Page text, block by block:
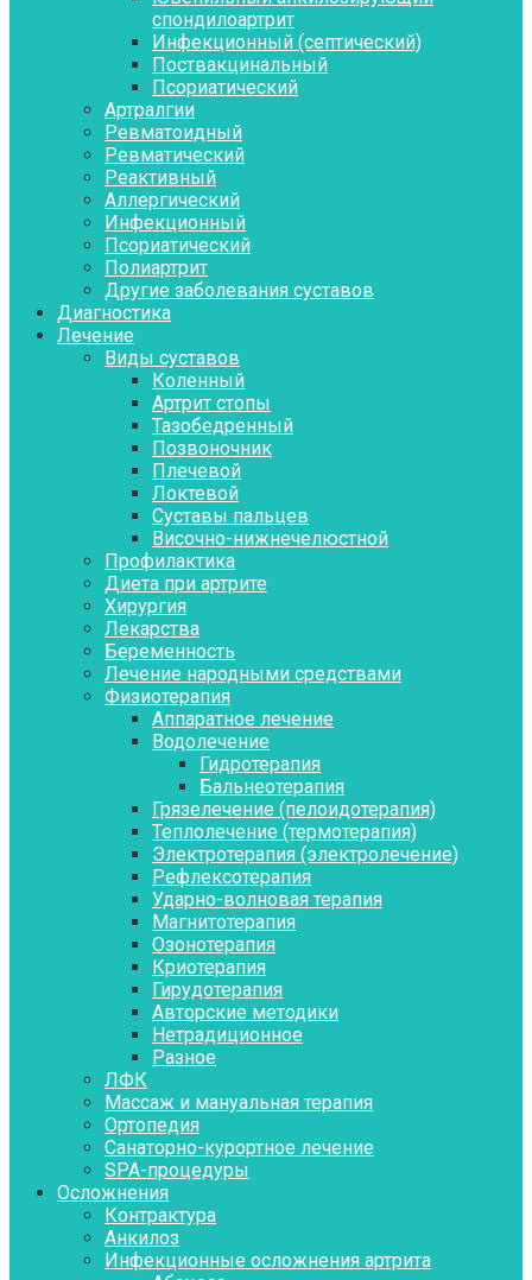
спондилоартрит
Инфекционный (септический)
Поствакцинальный
Псориатический
Артралгии
Ревматоидный
Ревматический
Реактивный
Аллергический
Инфекционный
Псориатический
Полиартрит
Другие заболевания суставов
Диагностика
Лечение
Виды суставов
Коленный
Артрит стопы
Тазобедренный
Позвоночник
Плечевой
Локтевой
Суставы пальцев
Височно-нижнечелюстной
Профилактика
Диета при артрите
Хирургия
Лекарства
Беременность
Лечение народными средствами
Физиотерапия
Аппаратное лечение
Водолечение
Гидротерапия
Бальнеотерапия
Грязелечение (пелоидотерапия)
Теплолечение (термотерапия)
Электротерапия (электролечение)
Рефлексотерапия
Ударно-волновая терапия
Магнитотерапия
Озонотерапия
Криотерапия
Гирудотерапия
Авторские методики
Нетрадиционное
Разное
ЛФК
Массаж и мануальная терапия
Ортопедия
Санаторно-курортное лечение
SPA-процедуры
Осложнения
Контрактура
Aнкилоз
Инфекционные осложнения артрита